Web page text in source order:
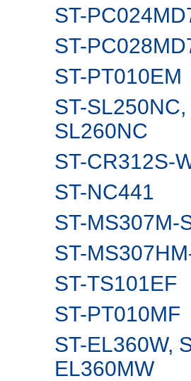
ST-
ST-
ST-PT010EM
ST-SL250NC,
SL260NС
ST-CR312S-
ST-NC441
ST-MS307M-
ST-
ST-TS101EF
ST-PT010MF
ST-EL360W,
EL360MW